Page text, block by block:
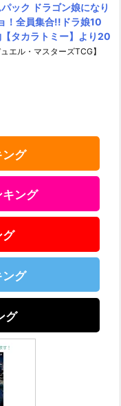
ック ドラゴン娘になり
！全員集合!!ドラ娘10
タカラトミー】より20
ュエル・マスターズTCG】
グ
ング
グ
グ